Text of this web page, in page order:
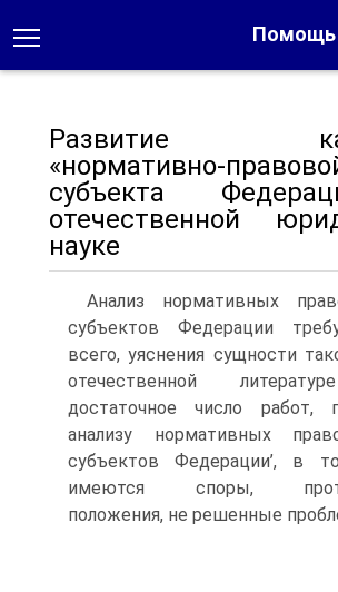
Помощь
Развитие
«нормативно-
субъекта
отечественной
науке
Анализ нормативных
субъектов Федерации
всего, уяснения сущности
отечественной
достаточное число работ,
анализу нормативных
субъектов Федерации’, в
имеются споры,
положения, не решенные